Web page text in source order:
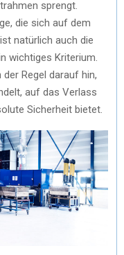
sprengt.
die sich auf dem
natürlich auch die
wichtiges Kriterium.
Regel darauf hin,
auf das Verlass
Sicherheit bietet.